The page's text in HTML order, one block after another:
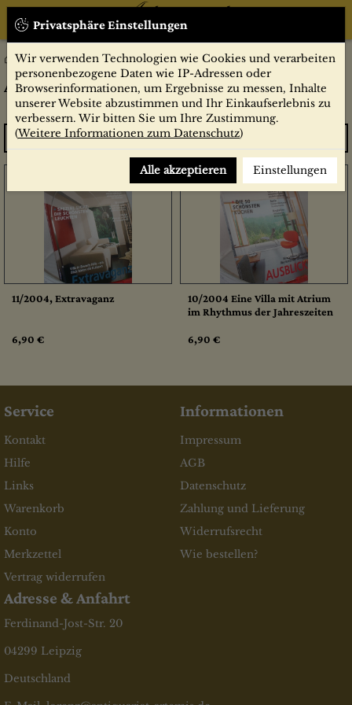
Privatsphäre Einstellungen
Wir verwenden Technologien wie Cookies und verarbeiten
personenbezogene Daten wie IP-Adressen oder
Browserinformationen, um Ergebnisse zu messen, Inhalte
unserer Website abzustimmen und Ihr Einkaufserlebnis zu
verbessern. Wir bitten Sie um Ihre Zustimmung.
(Weitere Informationen zum Datenschutz)
Alle akzeptieren Einstellungen
Zeitschriften Atrium
Atrium
Sortieren
11/2004, Extravaganz
6,90 €
10/2004 Eine Villa mit Atrium
im Rhythmus der Jahreszeiten
6,90 €
Service
Kontakt
Hilfe
Links
Warenkorb
Konto
Merkzettel
Vertrag widerrufen
Informationen
Impressum
AGB
Datenschutz
Zahlung und Lieferung
Widerrufsrecht
Wie bestellen?
Adresse & Anfahrt
Ferdinand-Jost-Str. 20
04299 Leipzig
Deutschland